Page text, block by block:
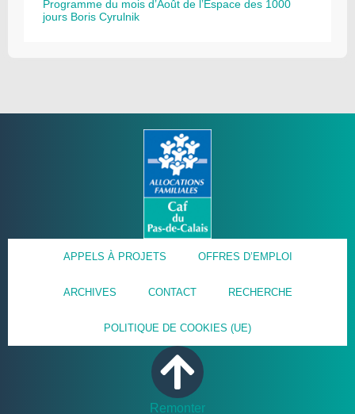
Programme du mois d’Août de l’Espace des 1000
jours Boris Cyrulnik
APPELS À PROJETS OFFRES D’EMPLOI
ARCHIVES CONTACT RECHERCHE
POLITIQUE DE COOKIES (UE)
Remonter